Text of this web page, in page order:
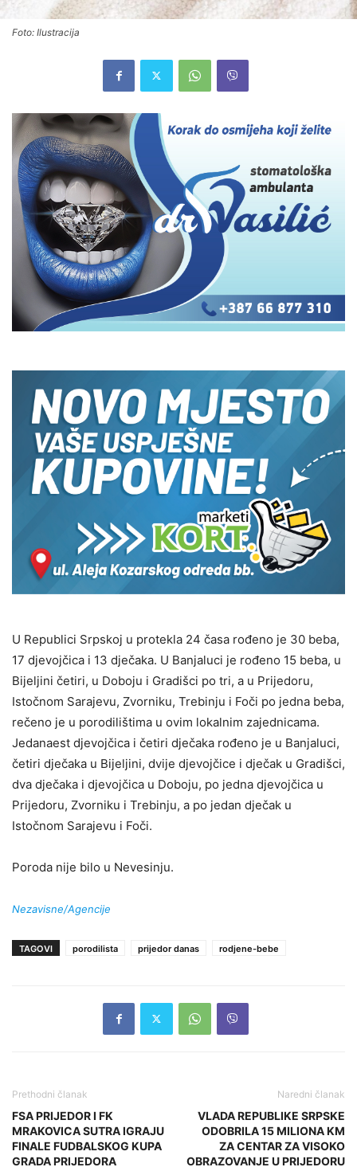
Foto: Ilustracija
U Republici Srpskoj u protekla 24 časa rođeno je 30 beba,
17 djevojčica i 13 dječaka. U Banjaluci je rođeno 15 beba, u
Bijeljini četiri, u Doboju i Gradišci po tri, a u Prijedoru,
Istočnom Sarajevu, Zvorniku, Trebinju i Foči po jedna beba,
rečeno je u porodilištima u ovim lokalnim zajednicama.
Jedanaest djevojčica i četiri dječaka rođeno je u Banjaluci,
četiri dječaka u Bijeljini, dvije djevojčice i dječak u Gradišci,
dva dječaka i djevojčica u Doboju, po jedna djevojčica u
Prijedoru, Zvorniku i Trebinju, a po jedan dječak u
Istočnom Sarajevu i Foči.
Poroda nije bilo u Nevesinju.
Nezavisne/Agencije
TAGOVI porodilista prijedor danas rodjene-bebe
Prethodni članak
FSA PRIJEDOR I FK
MRAKOVICA SUTRA IGRAJU
FINALE FUDBALSKOG KUPA
GRADA PRIJEDORA
Naredni članak
VLADA REPUBLIKE SRPSKE
ODOBRILA 15 MILIONA KM
ZA CENTAR ZA VISOKO
OBRAZOVANJE U PRIJEDORU